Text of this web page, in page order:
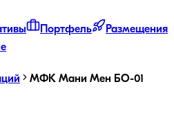
Портфель
Размещения
МФК Мани Мен БО-01